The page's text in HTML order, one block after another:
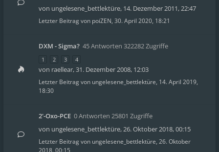
von ungelesene_bettlektüre, 14. Dezember 2011, 22:47
Letzter Beitrag von poiZEN, 30. April 2020, 18:21
DXM - Sigma? 45 Antworten 322282 Zugriffe
1 2 3 4
von raellear,31. Dezember 2008, 12:03
Letzter Beitrag von ungelesene_bettlektüre, 14. April 2019,
18:30
2'-Oxo-PCE 0 Antworten 25801 Zugriffe
von ungelesene_bettlektüre,26. Oktober 2018, 00:15
Letzter Beitrag von ungelesene_bettlektüre, 26. Oktober
2018, 00:15